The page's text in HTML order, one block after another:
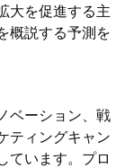
大を促進する主
概説する予測を
ベーション、戦
ティングキャン
ています。プロ